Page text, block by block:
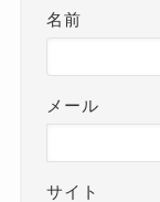
名前
メール
サイト